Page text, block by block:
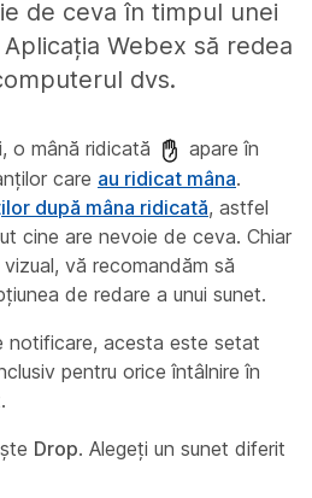
de ceva în timpul unei
Webex să redea
dvs.
o mână ridicată
apare în
care au ridicat mâna.
după mâna ridicată, astfel
cine are nevoie de ceva. Chiar
vă recomandăm să
de redare a unui sunet.
notificare, acesta este setat
pentru orice întâlnire în
Drop. Alegeți un sunet diferit